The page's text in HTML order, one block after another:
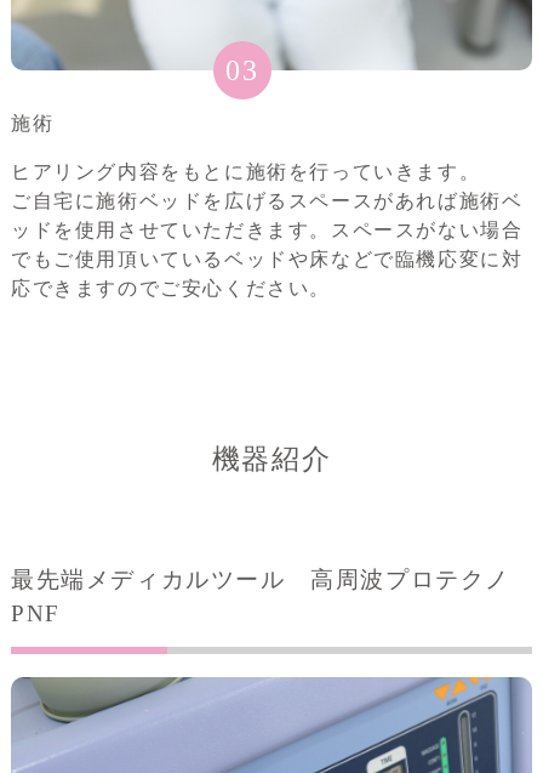
03
施術
ヒアリング内容をもとに施術を行っていきます。
ご自宅に施術ベッドを広げるスペースがあれば施術ベ
ッドを使用させていただきます。スペースがない場合
でもご使用頂いているベッドや床などで臨機応変に対
応できますのでご安心ください。
機器紹介
最先端メディカルツール 高周波プロテクノ
PNF